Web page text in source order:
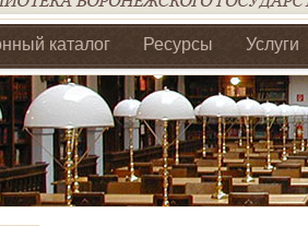
каталог Ресурсы Услуги
отделения Ассоциации